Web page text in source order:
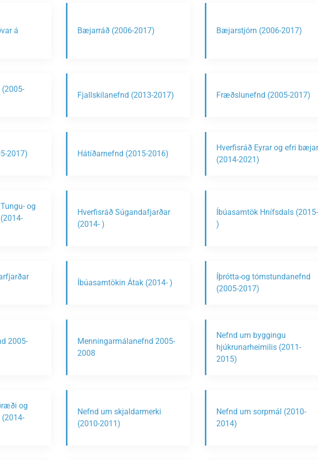
á
Bæjarráð (2006-2017) Bæjarstjórn (2006-2017)
Fjallskilanefnd (2013-2017) Fræðslunefnd (2005-2017)
2017) Hátíðarnefnd (2015-2016)
Hverfisráð Eyrar og efri bæjar
(2014-2021)
og
Hverfisráð Súgandafjarðar
(2014- )
Íbúasamtök Hnífsdals (2015-
)
Íbúasamtökin Átak (2014- )
Íþrótta-og tómstundanefnd
(2005-2017)
2005-
Menningarmálanefnd 2005-
2008
Nefnd um byggingu
hjúkrunarheimilis (2011-
2015)
og
Nefnd um skjaldarmerki
(2010-2011)
Nefnd um sorpmál (2010-
2014)